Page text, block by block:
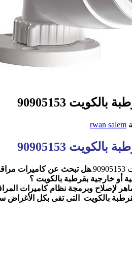
90905153
rwan salem
90905153
هل تبحث عن كاميرات
أو خارجية بقرطبة بالكويت ؟
لإصلاح وبرمجة نظام كاميرات
بالكويت التى تفى بكل الأغراض